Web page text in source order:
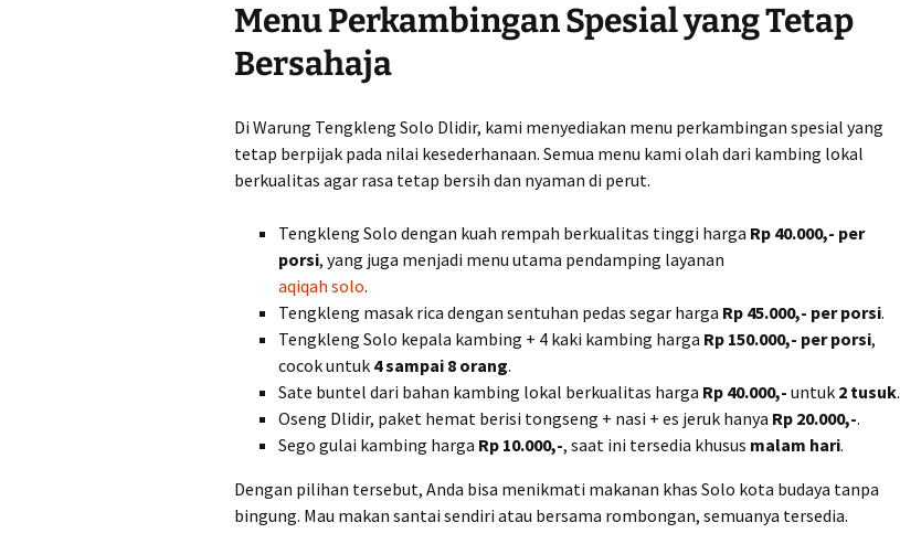
Menu Perkambingan Spesial yang Tetap
Bersahaja
Di Warung Tengkleng Solo Dlidir, kami menyediakan menu perkambingan spesial yang
tetap berpijak pada nilai kesederhanaan. Semua menu kami olah dari kambing lokal
berkualitas agar rasa tetap bersih dan nyaman di perut.
Tengkleng Solo dengan kuah rempah berkualitas tinggi harga Rp 40.000,- per
porsi, yang juga menjadi menu utama pendamping layanan
aqiqah solo.
Tengkleng masak rica dengan sentuhan pedas segar harga Rp 45.000,- per porsi.
Tengkleng Solo kepala kambing + 4 kaki kambing harga Rp 150.000,- per porsi,
cocok untuk 4 sampai 8 orang.
Sate buntel dari bahan kambing lokal berkualitas harga Rp 40.000,- untuk 2 tusuk.
Oseng Dlidir, paket hemat berisi tongseng + nasi + es jeruk hanya Rp 20.000,-.
Sego gulai kambing harga Rp 10.000,-, saat ini tersedia khusus malam hari.
Dengan pilihan tersebut, Anda bisa menikmati makanan khas Solo kota budaya tanpa
bingung. Mau makan santai sendiri atau bersama rombongan, semuanya tersedia.